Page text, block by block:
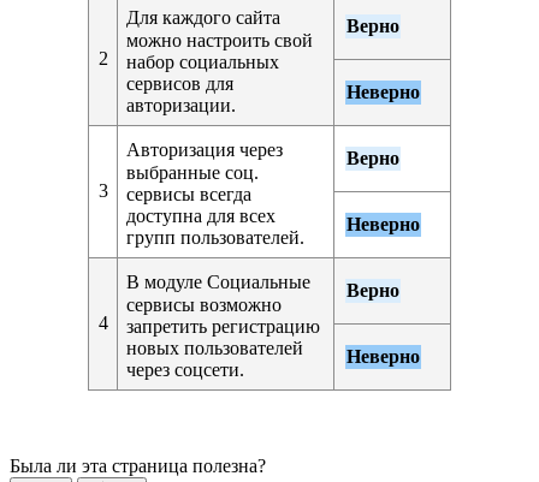
2
Для каждого сайта
можно настроить свой
набор социальных
сервисов для
авторизации.
Верно
Неверно
3
Авторизация через
выбранные соц.
сервисы всегда
доступна для всех
групп пользователей.
Верно
Неверно
4
В модуле Социальные
сервисы возможно
запретить регистрацию
новых пользователей
через соцсети.
Верно
Неверно
Была ли эта страница полезна?